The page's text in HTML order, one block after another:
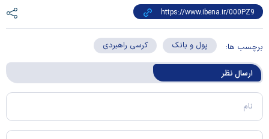
برچسب ها: پول و بانک کرسی راهبردی
ارسال‌ نظر